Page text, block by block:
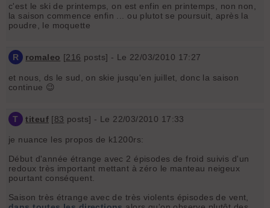
c'est le ski de printemps, on est enfin en printemps, non non,
la saison commence enfin ... ou plutot se poursuit, après la
poudre, le moquette
R romaleo [216 posts] - Le 22/03/2010 17:27
et nous, ds le sud, on skie jusqu'en juillet, donc la saison
continue 😉
T titeuf[83 posts] - Le 22/03/2010 17:33
je nuance les propos de k1200rs:
Début d'année étrange avec 2 épisodes de froid suivis d'un
redoux très important mettant à zéro le manteau neigeux
pourtant conséquent.
Saison très étrange avec de très violents épisodes de vent,